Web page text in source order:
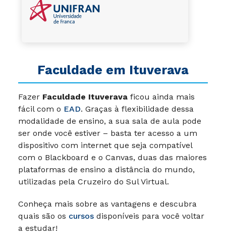
Faculdade em Ituverava
Fazer Faculdade Ituverava ficou ainda mais
fácil com o EAD. Graças à flexibilidade dessa
modalidade de ensino, a sua sala de aula pode
ser onde você estiver – basta ter acesso a um
dispositivo com internet que seja compatível
com o Blackboard e o Canvas, duas das maiores
plataformas de ensino a distância do mundo,
utilizadas pela Cruzeiro do Sul Virtual.
Conheça mais sobre as vantagens e descubra
quais são os cursos disponíveis para você voltar
a estudar!